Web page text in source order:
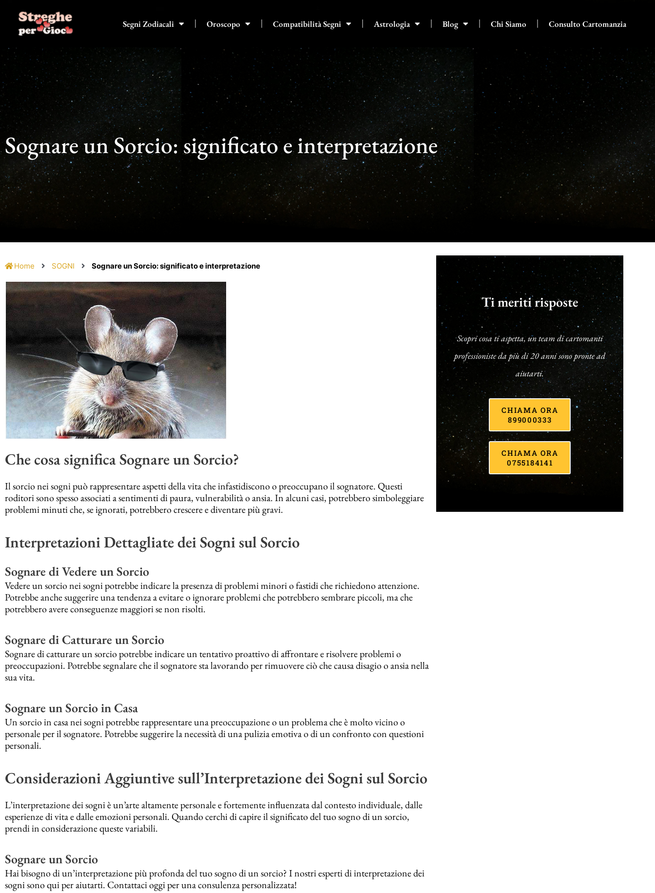
contenuto
Segni Zodiacali Oroscopo Compatibilità Segni Astrologia Blog Chi Siamo Consulto Cartomanzia
Sognare un Sorcio: significato e interpretazione
Home SOGNI Sognare un Sorcio: significato e interpretazione
Che cosa significa Sognare un Sorcio?
Il sorcio nei sogni può rappresentare aspetti della vita che infastidiscono o preoccupano il sognatore. Questi
roditori sono spesso associati a sentimenti di paura, vulnerabilità o ansia. In alcuni casi, potrebbero simboleggiare
problemi minuti che, se ignorati, potrebbero crescere e diventare più gravi.
Interpretazioni Dettagliate dei Sogni sul Sorcio
Sognare di Vedere un Sorcio
Vedere un sorcio nei sogni potrebbe indicare la presenza di problemi minori o fastidi che richiedono attenzione.
Potrebbe anche suggerire una tendenza a evitare o ignorare problemi che potrebbero sembrare piccoli, ma che
potrebbero avere conseguenze maggiori se non risolti.
Sognare di Catturare un Sorcio
Sognare di catturare un sorcio potrebbe indicare un tentativo proattivo di affrontare e risolvere problemi o
preoccupazioni. Potrebbe segnalare che il sognatore sta lavorando per rimuovere ciò che causa disagio o ansia nella
sua vita.
Sognare un Sorcio in Casa
Un sorcio in casa nei sogni potrebbe rappresentare una preoccupazione o un problema che è molto vicino o
personale per il sognatore. Potrebbe suggerire la necessità di una pulizia emotiva o di un confronto con questioni
personali.
Considerazioni Aggiuntive sull’Interpretazione dei Sogni sul Sorcio
L’interpretazione dei sogni è un’arte altamente personale e fortemente influenzata dal contesto individuale, dalle
esperienze di vita e dalle emozioni personali. Quando cerchi di capire il significato del tuo sogno di un sorcio,
prendi in considerazione queste variabili.
Sognare un Sorcio
Hai bisogno di un’interpretazione più profonda del tuo sogno di un sorcio? I nostri esperti di interpretazione dei
sogni sono qui per aiutarti. Contattaci oggi per una consulenza personalizzata!
Ti meriti risposte
Scopri cosa ti aspetta, un team di cartomanti
professioniste da più di 20 anni sono pronte ad
aiutarti.
CHIAMA ORA
899000333
CHIAMA ORA
0755184141